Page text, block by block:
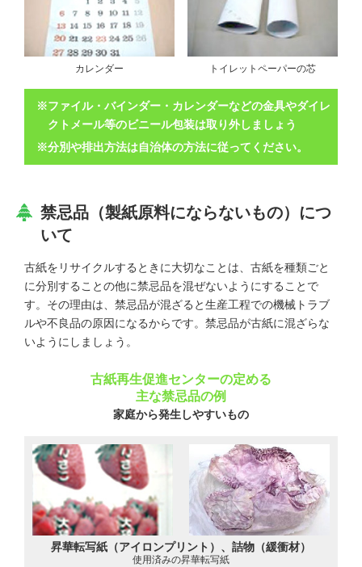
カレンダー トイレットペーパーの芯
※ファイル・バインダー・カレンダーなどの金具やダイレ
クトメール等のビニール包装は取り外しましょう
※分別や排出方法は自治体の方法に従ってください。
禁忌品（製紙原料にならないもの）につ
いて
古紙をリサイクルするときに大切なことは、古紙を種類ごと
に分別することの他に禁忌品を混ぜないようにすることで
す。その理由は、禁忌品が混ざると生産工程での機械トラブ
ルや不良品の原因になるからです。禁忌品が古紙に混ざらな
いようにしましょう。
古紙再生促進センターの定める
主な禁忌品の例
家庭から発生しやすいもの
昇華転写紙（アイロンプリント）、詰物（緩衝材）
使用済みの昇華転写紙